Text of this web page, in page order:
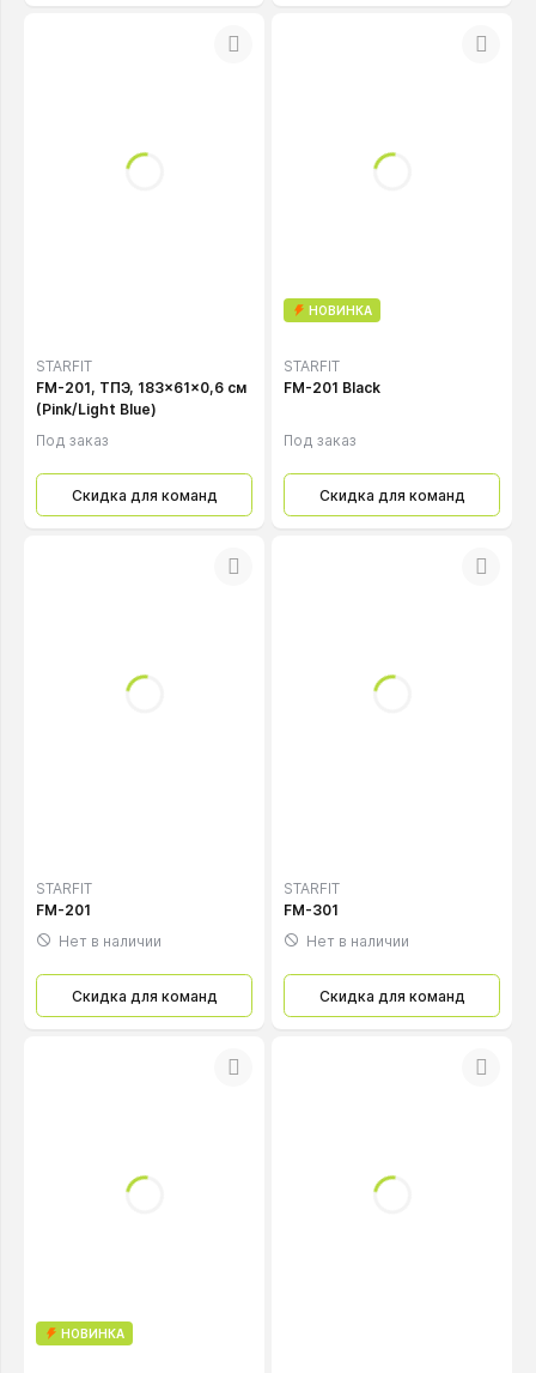
STARFIT
FM-201, ТПЭ, 183x61x0,6 см
(Pink/Light Blue)
Под заказ
Скидка для команд
НОВИНКА
STARFIT
FM-201 Black
Под заказ
Скидка для команд
STARFIT
FM-201
Нет в наличии
Скидка для команд
STARFIT
FM-301
Нет в наличии
Скидка для команд
НОВИНКА